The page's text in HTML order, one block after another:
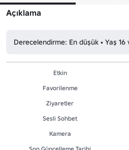
Açıklama
Derecelendirme: En düşük • Yaş 16
Etkin
Favorilenme
Ziyaretler
Sesli Sohbet
Kamera
Son Güncelleme Tarihi